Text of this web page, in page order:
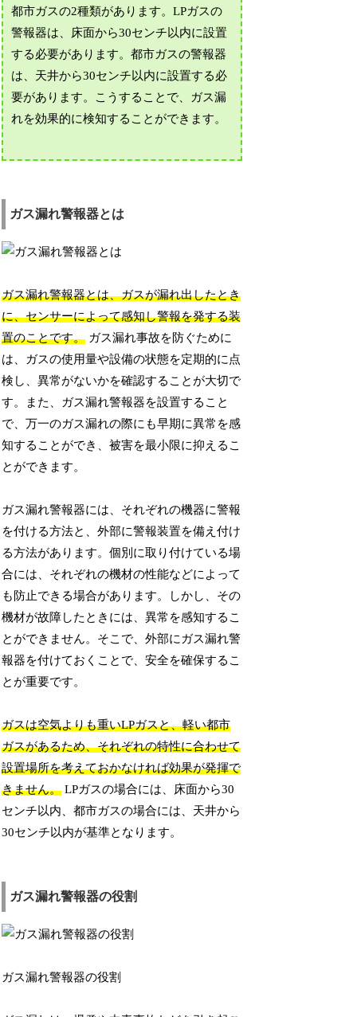
都市ガスの2種類があります。LPガスの
警報器は、床面から30センチ以内に設置
する必要があります。都市ガスの警報器
は、天井から30センチ以内に設置する必
要があります。こうすることで、ガス漏
れを効果的に検知することができます。
ガス漏れ警報器とは
ガス漏れ警報器とは、ガスが漏れ出したとき
に、センサーによって感知し警報を発する装
置のことです。 ガス漏れ事故を防ぐために
は、ガスの使用量や設備の状態を定期的に点
検し、異常がないかを確認することが大切で
す。また、ガス漏れ警報器を設置すること
で、万一のガス漏れの際にも早期に異常を感
知することができ、被害を最小限に抑えるこ
とができます。
ガス漏れ警報器には、それぞれの機器に警報
を付ける方法と、外部に警報装置を備え付け
る方法があります。個別に取り付けている場
合には、それぞれの機材の性能などによって
も防止できる場合があります。しかし、その
機材が故障したときには、異常を感知するこ
とができません。そこで、外部にガス漏れ警
報器を付けておくことで、安全を確保するこ
とが重要です。
ガスは空気よりも重いLPガスと、軽い都市
ガスがあるため、それぞれの特性に合わせて
設置場所を考えておかなければ効果が発揮で
きません。 LPガスの場合には、床面から30
センチ以内、都市ガスの場合には、天井から
30センチ以内が基準となります。
ガス漏れ警報器の役割
ガス漏れ警報器の役割